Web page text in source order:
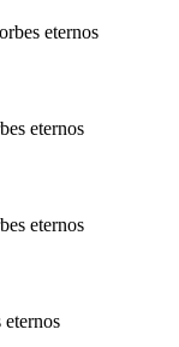
eternos
eternos
eternos